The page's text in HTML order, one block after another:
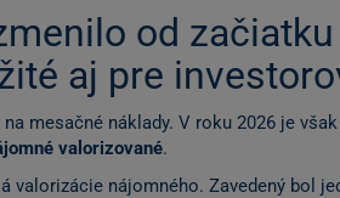
od
aj pre
mesačné náklady. V roku 2026 je
valorizované.
valorizácie nájomného. Zavedený bol